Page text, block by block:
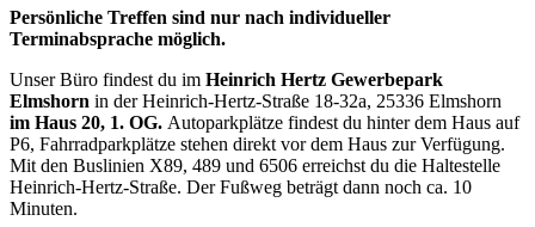
Persönliche Treffen sind nur nach individueller
Terminabsprache möglich.
Unser Büro findest du im Heinrich Hertz Gewerbepark
Elmshorn in der Heinrich-Hertz-Straße 18-32a, 25336 Elmshorn
im Haus 20, 1. OG. Autoparkplätze findest du hinter dem Haus auf
P6, Fahrradparkplätze stehen direkt vor dem Haus zur Verfügung.
Mit den Buslinien X89, 489 und 6506 erreichst du die Haltestelle
Heinrich-Hertz-Straße. Der Fußweg beträgt dann noch ca. 10
Minuten.